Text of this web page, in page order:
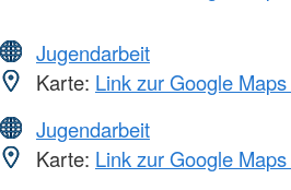
Jugendarbeit
Karte: Link zur Google
Jugendarbeit
Karte: Link zur Google